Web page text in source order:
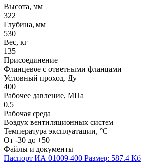
Высота, мм
322
Глубина, мм
530
Вес, кг
135
Присоединение
Фланцевое с ответными фланцами
Условный проход, Ду
400
Рабочее давление, МПа
0.5
Рабочая среда
Воздух вентиляционных систем
Температура эксплуатации, °C
От -30 до +50
Файлы и документы
Паспорт ИА 01009-400 Размер: 587.4 Кб